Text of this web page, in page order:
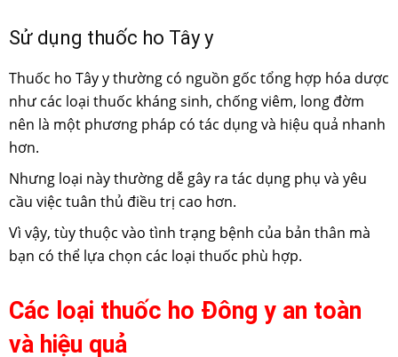
Sử dụng thuốc ho Tây y
Thuốc ho Tây y thường có nguồn gốc tổng hợp hóa dược
như các loại thuốc kháng sinh, chống viêm, long đờm
nên là một phương pháp có tác dụng và hiệu quả nhanh
hơn.
Nhưng loại này thường dễ gây ra tác dụng phụ và yêu
cầu việc tuân thủ điều trị cao hơn.
Vì vậy, tùy thuộc vào tình trạng bệnh của bản thân mà
bạn có thể lựa chọn các loại thuốc phù hợp.
Các loại thuốc ho Đông y an toàn
và hiệu quả